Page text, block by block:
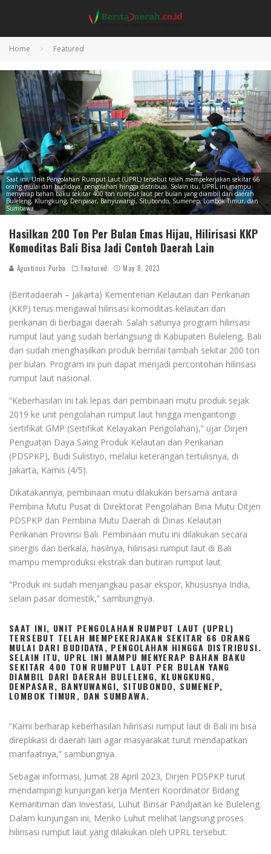
Home Featured
Saat ini, Unit Pengolahan Rumput Laut (UPRL) tersebut telah mempekerjakan sekitar 66
orang mulai dari budidaya, pengolahan hingga distribusi. Selain itu, UPRL ini mampu
menyerap bahan baku sekitar 400 ton rumput laut per bulan yang diambil dari daerah
Buleleng, Klungkung, Denpasar, Banyuwangi, Situbondo, Sumenep, Lombok Timur, dan
Sumbawa.
Hasilkan 200 Ton Per Bulan Emas Hijau, Hilirisasi KKP
Komoditas Bali Bisa Jadi Contoh Daerah Lain
Agustinus Purba Featured May 8, 2023
(Beritadaerah – Jakarta) Kementerian Kelautan dan Perikanan
(KKP) terus mengawal hilirisasi komoditas kelautan dan
perikanan di berbagai daerah. Salah satunya program hilirisasi
rumput laut yang sudah berlangsung di Kabupaten Buleleng, Bali
dan sudah menghasilkan produk bernilai tambah sekitar 200 ton
per bulan. Program ini pun dapat menjadi percontohan hilirisasi
rumput laut nasional.
“Keberhasilan ini tak lepas dari pembinaan mutu produk sejak
2019 ke unit pengolahan rumput laut hingga mengantongi
sertifikat GMP (Sertifikat Kelayakan Pengolahan),” ujar Dirjen
Penguatan Daya Saing Produk Kelautan dan Perikanan
(PDSPKP), Budi Sulistiyo, melalui keterangan tertulisnya, di
Jakarta, Kamis (4/5).
Dikatakannya, pembinaan mutu dilakukan bersama antara
Pembina Mutu Pusat di Direktorat Pengolahan Bina Mutu Ditjen
PDSPKP dan Pembina Mutu Daerah di Dinas Kelautan
Perikanan Provinsi Bali. Pembinaan mutu ini dilakukan secara
sinergis dan berkala, hasilnya, hilirisasi rumput laut di Bali
mampu memproduksi ekstrak dan butiran rumput laut.
“Produk ini sudah menjangkau pasar ekspor, khususnya India,
selain pasar domestik,” sambungnya.
SAAT INI, UNIT PENGOLAHAN RUMPUT LAUT (UPRL)
TERSEBUT TELAH MEMPEKERJAKAN SEKITAR 66 ORANG
MULAI DARI BUDIDAYA, PENGOLAHAN HINGGA DISTRIBUSI.
SELAIN ITU, UPRL INI MAMPU MENYERAP BAHAN BAKU
SEKITAR 400 TON RUMPUT LAUT PER BULAN YANG
DIAMBIL DARI DAERAH BULELENG, KLUNGKUNG,
DENPASAR, BANYUWANGI, SITUBONDO, SUMENEP,
LOMBOK TIMUR, DAN SUMBAWA.
“Kami berharap keberhasilan hilirisasi rumput laut di Bali ini bisa
direplikasi di daerah lain agar masyarakat turut mendapatkan
manfaatnya,” sambungnya.
Sebagai informasi, Jumat 28 April 2023, Dirjen PDSPKP turut
mendampingi kunjungan kerja Menteri Koordinator Bidang
Kemaritiman dan Investasi, Luhut Binsar Pandjaitan ke Buleleng.
Dalam kunjungan ini, Menko Luhut melihat langsung proses
hilirisasi rumput laut yang dilakukan oleh UPRL tersebut.